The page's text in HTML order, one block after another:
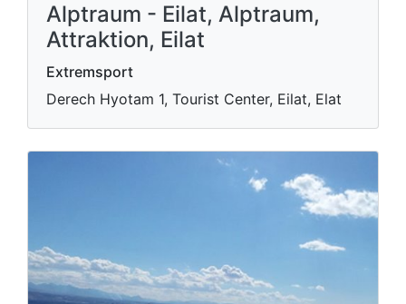
Alptraum - Eilat, Alptraum,
Attraktion, Eilat
Extremsport
Derech Hyotam 1, Tourist Center, Eilat, Elat